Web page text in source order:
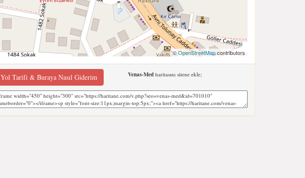
©OpenStreetMapcontributors
Yol Tarifi & Buraya Nasıl Giderim Venas-Medharitasını sitene ekle;